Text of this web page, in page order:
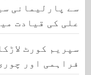
سے پارلیمانی
علی کی قیادت
سپریم کورٹ
فراہمی اور